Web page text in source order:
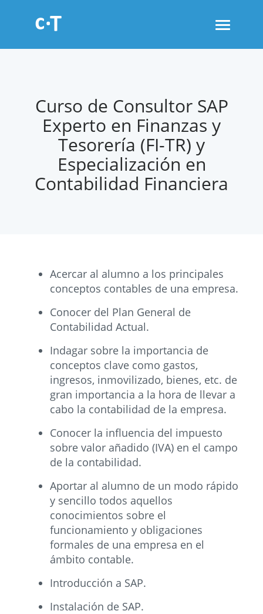
Toggle
Curso de Consultor SAP
Experto en Finanzas y
Tesorería (FI-TR) y
Especialización en
Contabilidad Financiera
Acercar al alumno a los principales
conceptos contables de una empresa.
Conocer del Plan General de
Contabilidad Actual.
Indagar sobre la importancia de
conceptos clave como gastos,
ingresos, inmovilizado, bienes, etc. de
gran importancia a la hora de llevar a
cabo la contabilidad de la empresa.
Conocer la influencia del impuesto
sobre valor añadido (IVA) en el campo
de la contabilidad.
Aportar al alumno de un modo rápido
y sencillo todos aquellos
conocimientos sobre el
funcionamiento y obligaciones
formales de una empresa en el
ámbito contable.
Introducción a SAP.
Instalación de SAP.